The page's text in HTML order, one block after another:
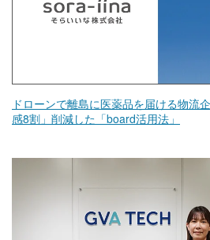
ドローンで離島に医薬品を届ける物流
感8割」削減した「board活用法」